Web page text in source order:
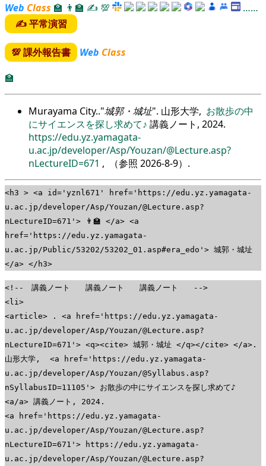
Web Class 🏫 👨‍🏫 ✍ 💯
……
✍ 平常演習
💯 課外報告書 Web Class
🏫
Murayama City.. 城郭・城址 . 山形大学, お散歩の中
にサイエンスを探し求めて♪ 講義ノート, 2024.
https://edu.yz.yamagata-
u.ac.jp/developer/Asp/Youzan/@Lecture.asp?
nLectureID=671 , （参照 2026-8-9）.
<h3 > <a id='yznl671' href='https://edu.yz.yamagata-
u.ac.jp/developer/Asp/Youzan/@Lecture.asp?
nLectureID=671'> 👨‍🏫 </a> <a
href='https://edu.yz.yamagata-
u.ac.jp/Public/53202/53202_01.asp#era_edo'> 城郭・城址
</a> </h3>
<!-- 講義ノート 講義ノート 講義ノート -->
<li>
<article> . <a href='https://edu.yz.yamagata-
u.ac.jp/developer/Asp/Youzan/@Lecture.asp?
nLectureID=671'> <q><cite> 城郭・城址 </q></cite> </a>.
山形大学, <a href='https://edu.yz.yamagata-
u.ac.jp/developer/Asp/Youzan/@Syllabus.asp?
nSyllabusID=11105'> お散歩の中にサイエンスを探し求めて♪
<a/a> 講義ノート, 2024.
<a href='https://edu.yz.yamagata-
u.ac.jp/developer/Asp/Youzan/@Lecture.asp?
nLectureID=671'> https://edu.yz.yamagata-
u.ac.jp/developer/Asp/Youzan/@Lecture.asp?